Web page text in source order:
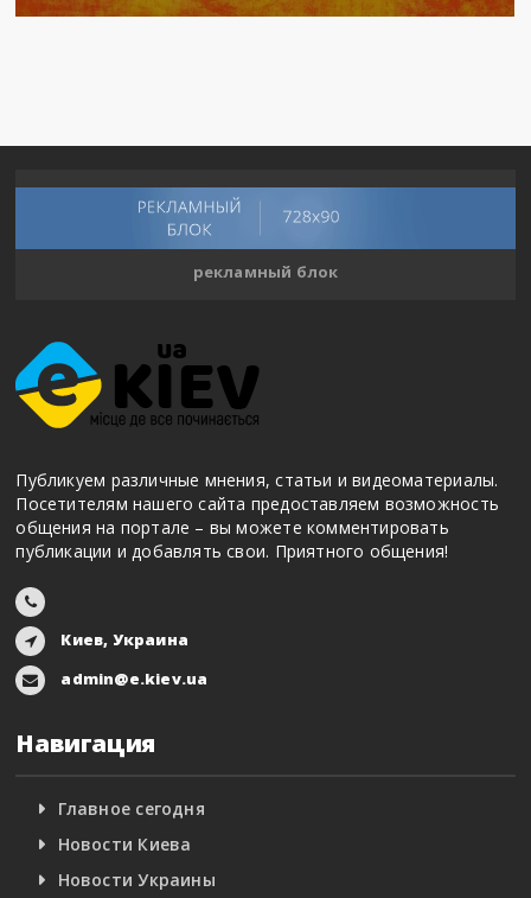
рекламный блок
Публикуем различные мнения, статьи и видеоматериалы.
Посетителям нашего сайта предоставляем возможность
общения на портале – вы можете комментировать
публикации и добавлять свои. Приятного общения!
Киев, Украина
admin@e.kiev.ua
Навигация
Главное сегодня
Новости Киева
Новости Украины